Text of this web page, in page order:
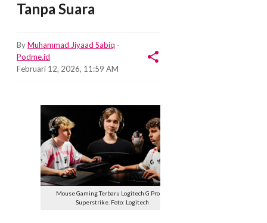
Tanpa Suara
ByMuhammad Jiyaad Sabiq -
Podme.id
Februari 12, 2026, 11:59 AM
Mouse Gaming Terbaru Logitech G Pro X2
Superstrike. Foto: Logitech